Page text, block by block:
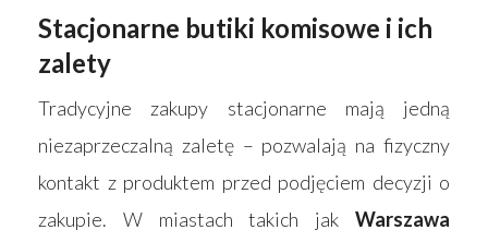
Stacjonarne butiki komisowe i ich
zalety
Tradycyjne zakupy stacjonarne mają jedną
niezaprzeczalną zaletę – pozwalają na fizyczny
kontakt z produktem przed podjęciem decyzji o
zakupie. W miastach takich jak Warszawa